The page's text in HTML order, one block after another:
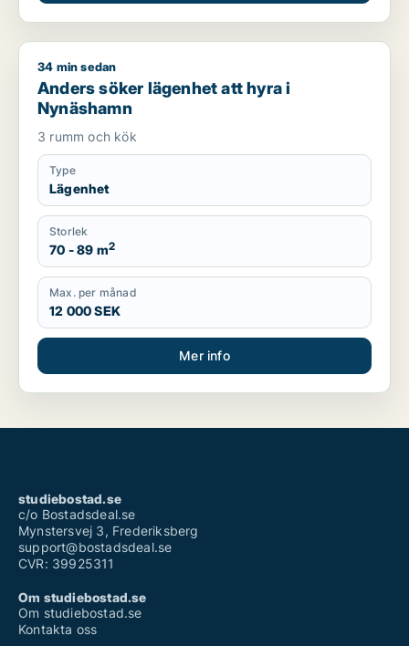
Anders söker lägenhet att hyra i Nynäshamn
34 min sedan
Anders söker lägenhet att hyra i
Nynäshamn
3 rumm och kök
Type
Lägenhet
Storlek
70 - 89 m2
Max. per månad
12 000 SEK
Mer info
studiebostad.se
c/o Bostadsdeal.se
Mynstersvej 3, Frederiksberg
support@bostadsdeal.se
CVR: 39925311
Om studiebostad.se
Om studiebostad.se
Kontakta oss